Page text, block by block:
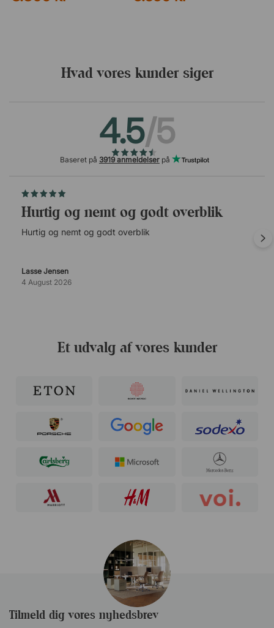
Hvad vores kunder siger
4.5/5
Baseret på 3919 anmeldelserpå
Hurtig og nemt og godt overblik
Hurtig og nemt og godt overblik
Lasse Jensen
4 August 2026
Et udvalg af vores kunder
Tilmeld dig vores nyhedsbrev